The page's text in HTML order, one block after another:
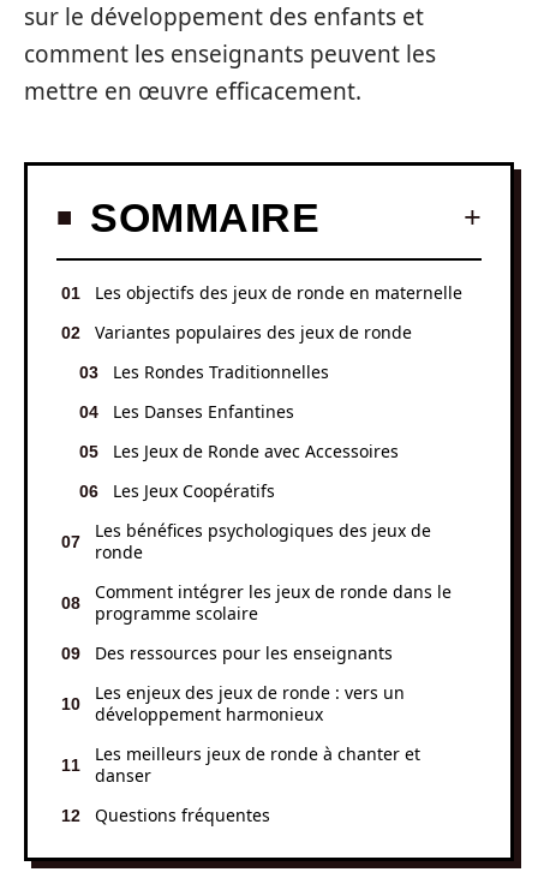
sur le développement des enfants et
comment les enseignants peuvent les
mettre en œuvre efficacement.
SOMMAIRE
Les objectifs des jeux de ronde en maternelle
Variantes populaires des jeux de ronde
Les Rondes Traditionnelles
Les Danses Enfantines
Les Jeux de Ronde avec Accessoires
Les Jeux Coopératifs
Les bénéfices psychologiques des jeux de
ronde
Comment intégrer les jeux de ronde dans le
programme scolaire
Des ressources pour les enseignants
Les enjeux des jeux de ronde : vers un
développement harmonieux
Les meilleurs jeux de ronde à chanter et
danser
Questions fréquentes